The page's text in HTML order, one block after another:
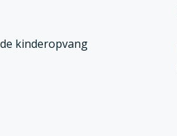
kinderopvang